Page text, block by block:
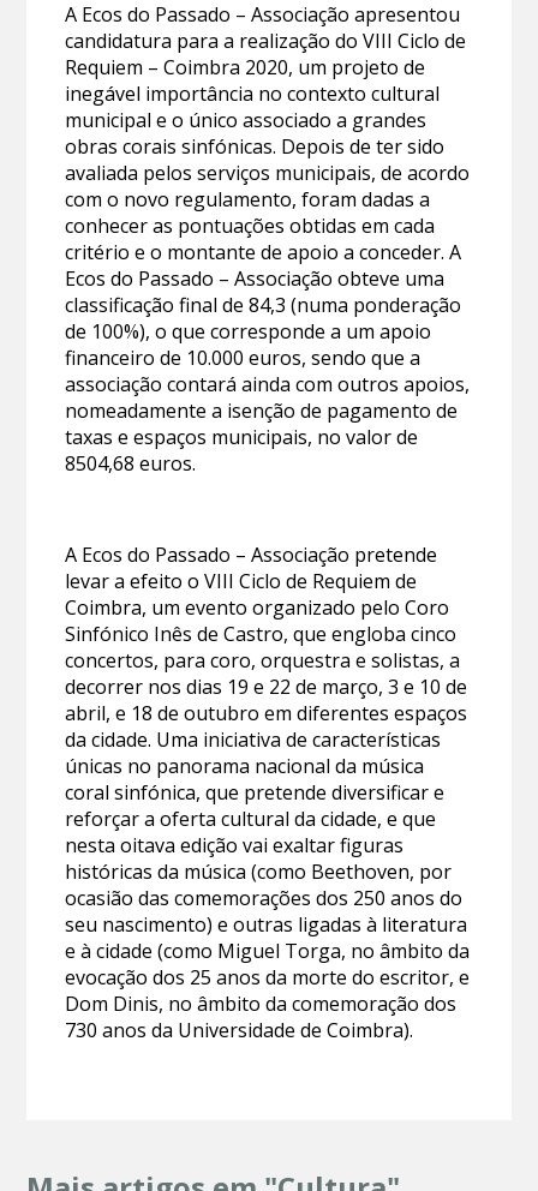
A Ecos do Passado – Associação apresentou
candidatura para a realização do VIII Ciclo de
Requiem – Coimbra 2020, um projeto de
inegável importância no contexto cultural
municipal e o único associado a grandes
obras corais sinfónicas. Depois de ter sido
avaliada pelos serviços municipais, de acordo
com o novo regulamento, foram dadas a
conhecer as pontuações obtidas em cada
critério e o montante de apoio a conceder. A
Ecos do Passado – Associação obteve uma
classificação final de 84,3 (numa ponderação
de 100%), o que corresponde a um apoio
financeiro de 10.000 euros, sendo que a
associação contará ainda com outros apoios,
nomeadamente a isenção de pagamento de
taxas e espaços municipais, no valor de
8504,68 euros.
A Ecos do Passado – Associação pretende
levar a efeito o VIII Ciclo de Requiem de
Coimbra, um evento organizado pelo Coro
Sinfónico Inês de Castro, que engloba cinco
concertos, para coro, orquestra e solistas, a
decorrer nos dias 19 e 22 de março, 3 e 10 de
abril, e 18 de outubro em diferentes espaços
da cidade. Uma iniciativa de características
únicas no panorama nacional da música
coral sinfónica, que pretende diversificar e
reforçar a oferta cultural da cidade, e que
nesta oitava edição vai exaltar figuras
históricas da música (como Beethoven, por
ocasião das comemorações dos 250 anos do
seu nascimento) e outras ligadas à literatura
e à cidade (como Miguel Torga, no âmbito da
evocação dos 25 anos da morte do escritor, e
Dom Dinis, no âmbito da comemoração dos
730 anos da Universidade de Coimbra).